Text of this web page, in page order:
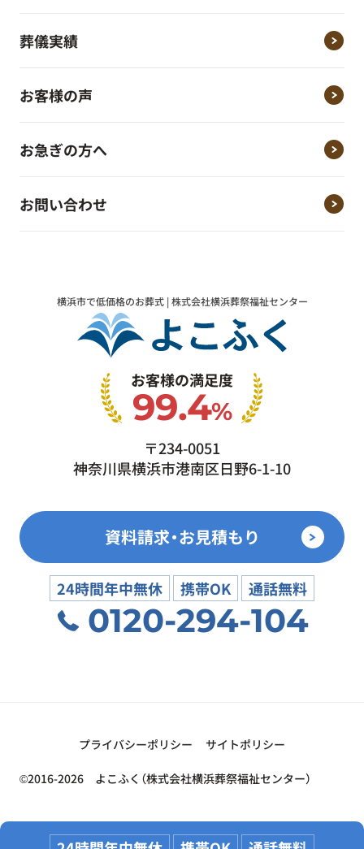
葬儀実績
お客様の声
お急ぎの方へ
お問い合わせ
横浜市で低価格のお葬式 | 株式会社横浜葬祭福祉センター
お客様の満足度
99.4%
〒234-0051
神奈川県横浜市港南区日野6-1-10
資料請求・お見積もり
24時間年中無休 携帯OK 通話無料
0120-294-104
プライバシーポリシー サイトポリシー
©2016-2026 よこふく（株式会社横浜葬祭福祉センター）